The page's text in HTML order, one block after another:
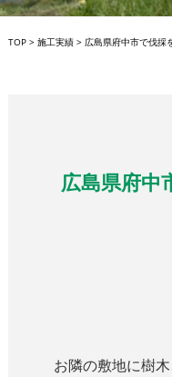
TOP> 施工実績> 広島県府中市で伐採
広島県府中
お隣の敷地に樹